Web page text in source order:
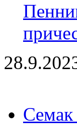
Семак